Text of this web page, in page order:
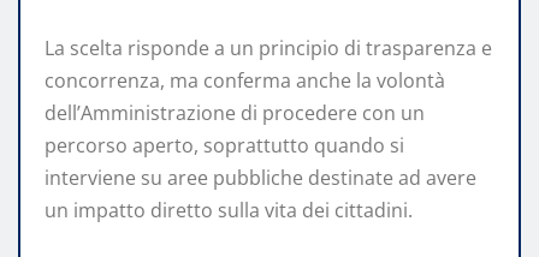
La scelta risponde a un principio di trasparenza e
concorrenza, ma conferma anche la volontà
dell’Amministrazione di procedere con un
percorso aperto, soprattutto quando si
interviene su aree pubbliche destinate ad avere
un impatto diretto sulla vita dei cittadini.